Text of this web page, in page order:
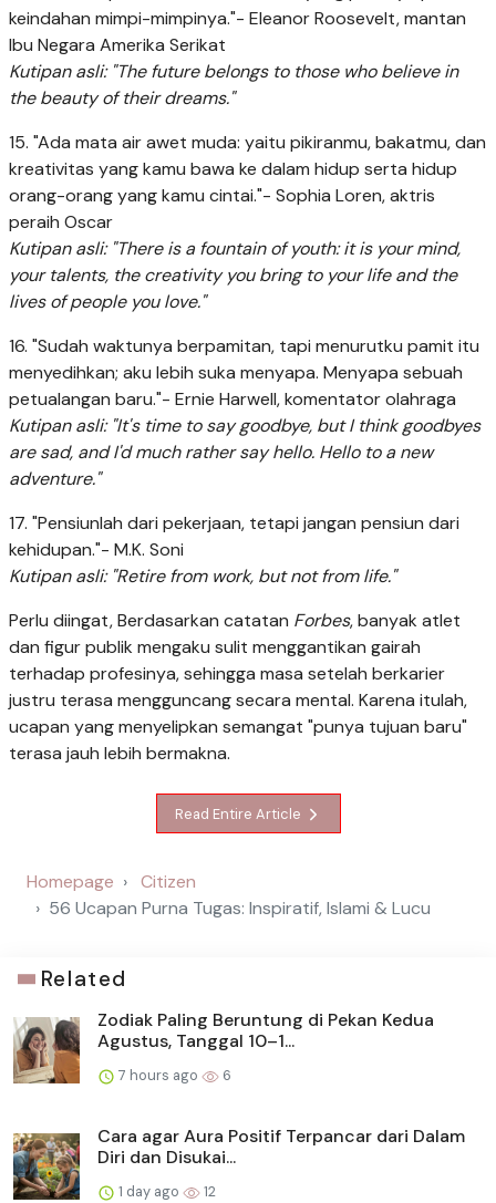
keindahan mimpi-mimpinya."- Eleanor Roosevelt, mantan
Ibu Negara Amerika Serikat
Kutipan asli: "The future belongs to those who believe in
the beauty of their dreams."
15. "Ada mata air awet muda: yaitu pikiranmu, bakatmu, dan
kreativitas yang kamu bawa ke dalam hidup serta hidup
orang-orang yang kamu cintai."- Sophia Loren, aktris
peraih Oscar
Kutipan asli: "There is a fountain of youth: it is your mind,
your talents, the creativity you bring to your life and the
lives of people you love."
16. "Sudah waktunya berpamitan, tapi menurutku pamit itu
menyedihkan; aku lebih suka menyapa. Menyapa sebuah
petualangan baru."- Ernie Harwell, komentator olahraga
Kutipan asli: "It's time to say goodbye, but I think goodbyes
are sad, and I'd much rather say hello. Hello to a new
adventure."
17. "Pensiunlah dari pekerjaan, tetapi jangan pensiun dari
kehidupan."- M.K. Soni
Kutipan asli: "Retire from work, but not from life."
Perlu diingat, Berdasarkan catatan Forbes, banyak atlet
dan figur publik mengaku sulit menggantikan gairah
terhadap profesinya, sehingga masa setelah berkarier
justru terasa mengguncang secara mental. Karena itulah,
ucapan yang menyelipkan semangat "punya tujuan baru"
terasa jauh lebih bermakna.
Read Entire Article
Homepage
Citizen
56 Ucapan Purna Tugas: Inspiratif, Islami & Lucu
Related
Zodiak Paling Beruntung di Pekan Kedua
Agustus, Tanggal 10–1...
7 hours ago 6
Cara agar Aura Positif Terpancar dari Dalam
Diri dan Disukai...
1 day ago 12